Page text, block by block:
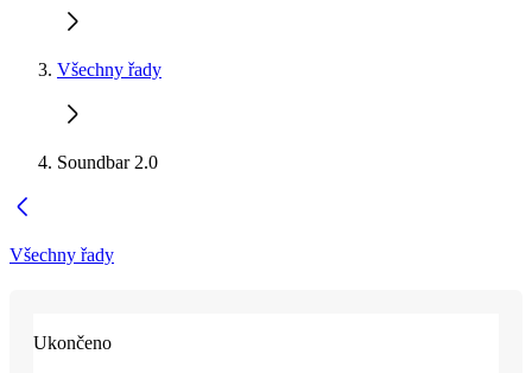
Všechny řady
Soundbar 2.0
Všechny řady
Ukončeno